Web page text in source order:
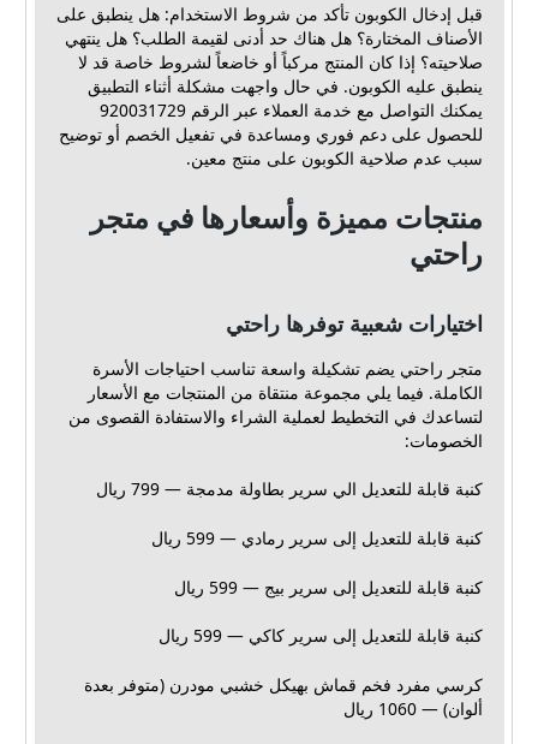
قبل إدخال الكوبون تأكد من شروط الاستخدام: هل ينطبق على
الأصناف المختارة؟ هل هناك حد أدنى لقيمة الطلب؟ هل ينتهي
صلاحيته؟ إذا كان المنتج مركباً أو خاضعاً لشروط خاصة قد لا
ينطبق عليه الكوبون. في حال واجهت مشكلة أثناء التطبيق
يمكنك التواصل مع خدمة العملاء عبر الرقم 920031729
للحصول على دعم فوري ومساعدة في تفعيل الخصم أو توضيح
سبب عدم صلاحية الكوبون على منتج معين.
منتجات مميزة وأسعارها في متجر
راحتي
اختيارات شعبية توفرها راحتي
متجر راحتي يضم تشكيلة واسعة تناسب احتياجات الأسرة
الكاملة. فيما يلي مجموعة منتقاة من المنتجات مع الأسعار
لتساعدك في التخطيط لعملية الشراء والاستفادة القصوى من
الخصومات:
كنبة قابلة للتعديل الي سرير بطاولة مدمجة — 799 ريال
كنبة قابلة للتعديل إلى سرير رمادي — 599 ريال
كنبة قابلة للتعديل إلى سرير بيج — 599 ريال
كنبة قابلة للتعديل إلى سرير كاكي — 599 ريال
كرسي مفرد فخم قماش بهيكل خشبي مودرن (متوفر بعدة
ألوان) — 1060 ريال